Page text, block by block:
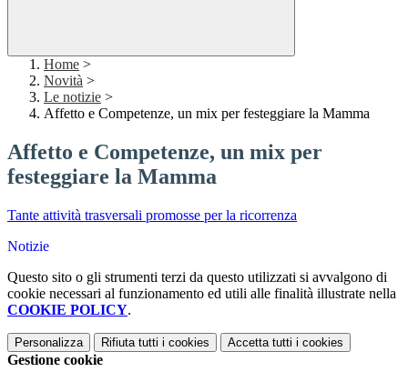
Home >
Novità >
Le notizie >
Affetto e Competenze, un mix per festeggiare la Mamma
Affetto e Competenze, un mix per
festeggiare la Mamma
Tante attività trasversali promosse per la ricorrenza
Notizie
Questo sito o gli strumenti terzi da questo utilizzati si avvalgono di
cookie necessari al funzionamento ed utili alle finalità illustrate nella
COOKIE POLICY.
Personalizza Rifiuta tutti i cookies Accetta tutti i cookies
Gestione cookie